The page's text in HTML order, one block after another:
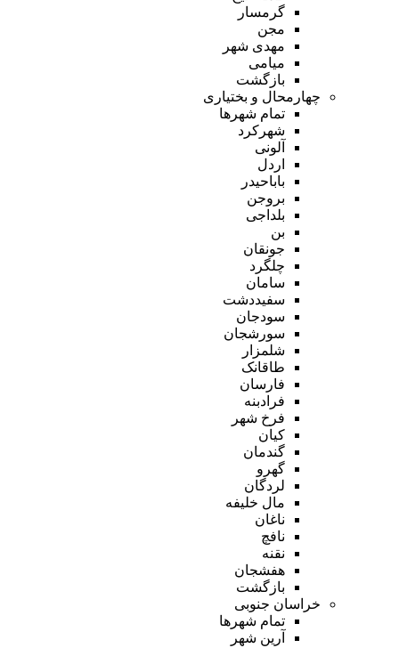
گرمسار
مجن
مهدی شهر
میامی
بازگشت
چهارمحال و بختیاری
تمام شهر‌ها
شهرکرد
آلونی
اردل
باباحیدر
بروجن
بلداجی
بن
جونقان
چلگرد
سامان
سفیددشت
سودجان
سورشجان
شلمزار
طاقانک
فارسان
فرادبنه
فرخ شهر
کیان
گندمان
گهرو
لردگان
مال خلیفه
ناغان
نافچ
نقنه
هفشجان
بازگشت
خراسان جنوبی
تمام شهر‌ها
آرین شهر